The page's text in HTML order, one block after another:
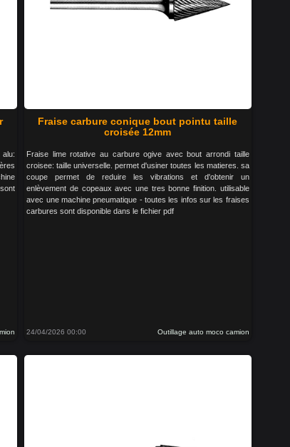
Fraise carbure conique bout pointu taille
croisée 12mm
Fraise lime rotative au carbure ogive avec bout arrondi taille
croisee: taille universelle. permet d'usiner toutes les matieres. sa
coupe permet de reduire les vibrations et d'obtenir un
enlèvement de copeaux avec une tres bonne finition. utilisable
avec une machine pneumatique - toutes les infos sur les fraises
carbures sont disponible dans le fichier pdf
24/04/2026 00:00 Outillage auto moco camion